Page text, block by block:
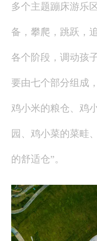
多个主题蹦床游乐
备，攀爬，跳跃，
各个阶段，调动孩
要由七个部分组成
鸡小米的粮仓、鸡
园、鸡小菜的菜畦
的舒适仓”。